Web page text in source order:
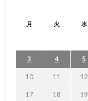
月 火 水
3 4 5
10 11 12
17 18 19